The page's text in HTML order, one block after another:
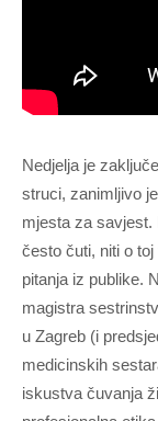
Nedjelja je
struci, zanimljivo
mjesta za savjest.
često čuti, niti o
pitanja iz publike.
magistra
u Zagreb (i
medicinskih
iskustva čuvanja